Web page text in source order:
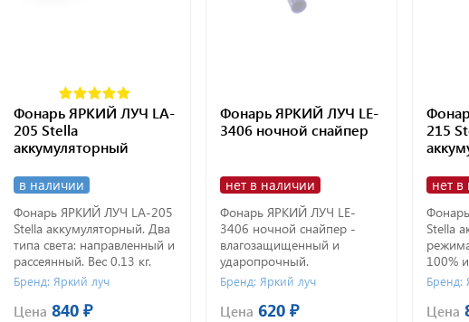
Фонарь ЯРКИЙ ЛУЧ LA-
205 Stella
аккумуляторный
в наличии
Фонарь ЯРКИЙ ЛУЧ LA-205
Stella аккумуляторный. Два
типа света: направленный и
рассеянный. Вес 0.13 кг.
Минимальная партия
продажи - 10 шт, отгрузка
в течении 3-6 рабочих
Бренд: Яркий луч
Цена 840 ₽
Фонарь ЯРКИЙ ЛУЧ LE-
3406 ночной снайпер
нет в наличии
Фонарь ЯРКИЙ ЛУЧ LE-
3406 ночной снайпер -
влагозащищенный и
ударопрочный.
Бренд: Яркий луч
Цена 620 ₽
215
нет
Stella
100%
Бренд:
Цена